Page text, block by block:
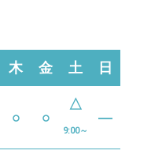
木 金 土 日
○ ○
△
9:00～
―